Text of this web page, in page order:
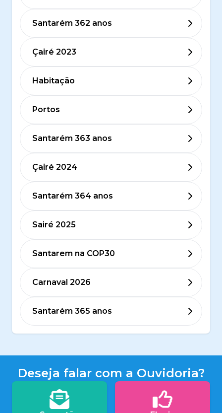
Santarém 362 anos
Çairé 2023
Habitação
Portos
Santarém 363 anos
Çairé 2024
Santarém 364 anos
Sairé 2025
Santarem na COP30
Carnaval 2026
Santarém 365 anos
Deseja falar com a Ouvidoria?